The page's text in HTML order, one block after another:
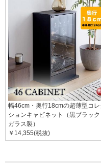
幅46cm・奥行18cmの超薄型コレ
ションキャビネット（黒ブラック
ガラス製）
￥14,355(税抜)